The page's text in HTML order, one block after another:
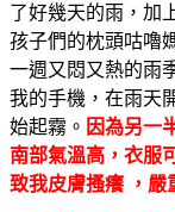
了好幾天的雨，加
孩子們的枕頭咕嚕
一週又悶又熱的雨
我的手機，在雨天
始起霧。 因為另一
南部氣溫高，衣服
致我皮膚搔癢 ，嚴